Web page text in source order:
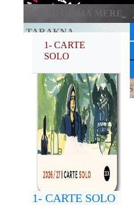
LA VIE DE MA MERE
TARAKNA
SOLEIL D'HIVER
L'ECOLE DES FEMMES
1- CARTE
SOLO
1- CARTE SOLO